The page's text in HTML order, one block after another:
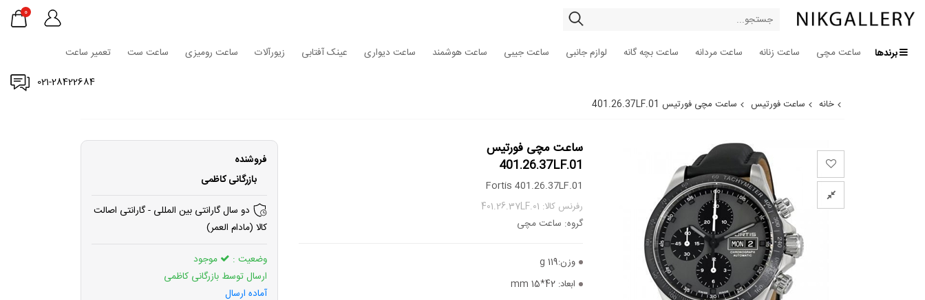
0
برندها ساعت مچی ساعت زنانه ساعت مردانه ساعت بچه گانه لوازم جانبی ساعت جیبی ساعت هوشمند ساعت دیواری عینک آفتابی زیورآلات ساعت رومیزی ساعت ست
تعمیر ساعت
021-28422684
خانه ساعت فورتیس ساعت مچی فورتیس 401.26.37LF.01
ساعت مچی فورتیس
401.26.37LF.01
Fortis 401.26.37LF.01
رفرنس کالا: 401.26.37LF.01
گروه: ساعت مچی
وزن:119 g
ابعاد:
فروشنده
بازرگانی کاظمی
دو سال گارانتی بین المللی - گارانتی اصالت
کالا (مادام العمر)
وضعیت :
موجود
ارسال توسط بازرگانی کاظمی
آماده ارسال